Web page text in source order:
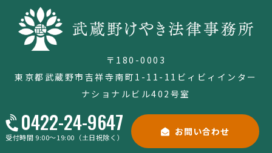
〒180-0003
東京都武蔵野市吉祥寺南町1-11-11 ビィビィインター
ナショナルビル402号室
0422-24-9647
受付時間 9:00～19:00（土日祝除く） お問い合わせ